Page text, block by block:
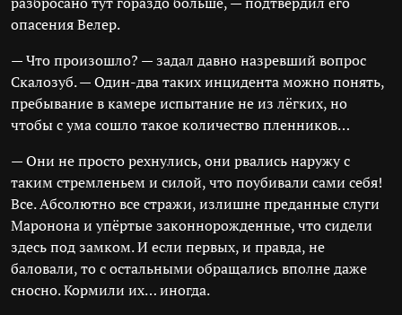
опасения Велер.
— Что произошло? — задал давно назревший вопрос
Скалозуб. — Один-два таких инцидента можно понять,
пребывание в камере испытание не из лёгких, но
чтобы с ума сошло такое количество пленников…
— Они не просто рехнулись, они рвались наружу с
таким стремленьем и силой, что поубивали сами себя!
Все. Абсолютно все стражи, излишне преданные слуги
Маронона и упёртые законнорожденные, что сидели
здесь под замком. И если первых, и правда, не
баловали, то с остальными обращались вполне даже
сносно. Кормили их… иногда.